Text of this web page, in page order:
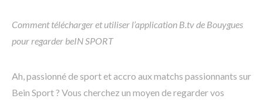
Comment télécharger et utiliser l’application B.tv de Bouygues
pour regarder beIN SPORT
Ah, passionné de sport et accro aux matchs passionnants sur
Bein Sport ? Vous cherchez un moyen de regarder vos